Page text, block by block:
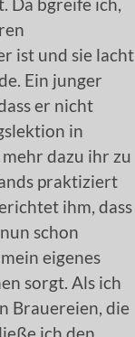
ist und sie lacht
Ein junger
er nicht
in
dazu ihr zu
praktiziert
ihm, dass
schon
eigenes
sorgt. Als ich
Brauereien, die
ich den